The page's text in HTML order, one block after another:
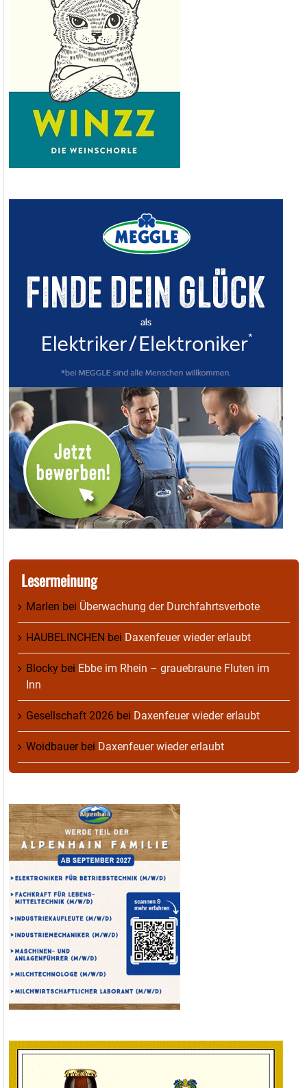
Lesermeinung
Marlen bei Überwachung der Durchfahrtsverbote
HAUBELINCHEN bei Daxenfeuer wieder erlaubt
Blocky bei Ebbe im Rhein – grauebraune Fluten im
Inn
Gesellschaft 2026 bei Daxenfeuer wieder erlaubt
Woidbauerbei Daxenfeuer wieder erlaubt